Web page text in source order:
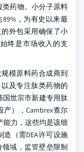
药物。小分子原料
89%，为有史以来最
外包采用确保了小
终是市场收入的支
模原料药合成商到
及专注肽类药物的
国世宗市新建专用肽
），Cambrex查尔
能力，这些均是该细
（需DEA许可设施
域，监管壁垒限制